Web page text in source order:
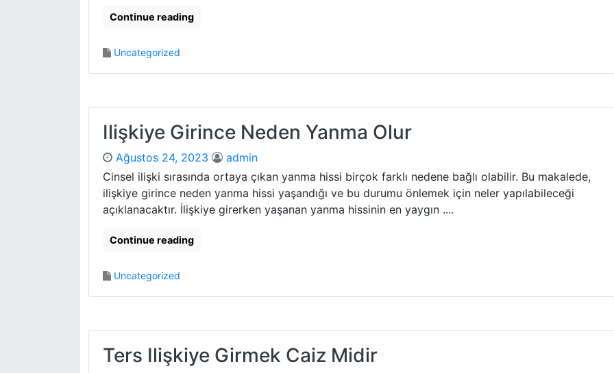
Continue reading
Uncategorized
Ilişkiye Girince Neden Yanma Olur
Ağustos 24, 2023
admin
Cinsel ilişki sırasında ortaya çıkan yanma hissi birçok farklı nedene bağlı olabilir. Bu makalede,
ilişkiye girince neden yanma hissi yaşandığı ve bu durumu önlemek için neler yapılabileceği
açıklanacaktır. İlişkiye girerken yaşanan yanma hissinin en yaygın ....
Continue reading
Uncategorized
Ters Ilişkiye Girmek Caiz Midir